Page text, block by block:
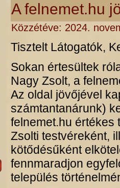
A felnemet.hu
Közzétéve: 2024.
Tisztelt Látogatók,
Sokan értesültek
Nagy Zsolt, a
Az oldal jövőjével
számtantanárunk)
felnemet.hu értékes
Zsolti testvéreként,
kötődésűként
fennmaradjon
település